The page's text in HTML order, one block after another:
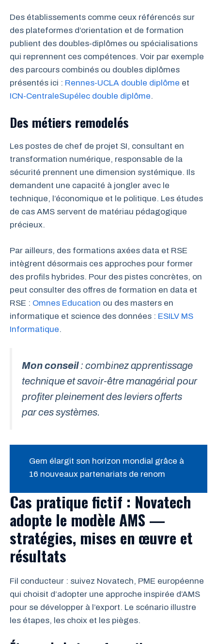
Des établissements comme ceux référencés sur
des plateformes d’orientation et de formation
publient des doubles-diplômes ou spécialisations
qui reprennent ces compétences. Voir par exemple
des parcours combinés ou doubles diplômes
présentés ici : Rennes-UCLA double diplôme et
ICN-CentraleSupélec double diplôme.
Des métiers remodelés
Les postes de chef de projet SI, consultant en
transformation numérique, responsable de la
sécurité prennent une dimension systémique. Ils
demandent une capacité à jongler avec le
technique, l’économique et le politique. Les études
de cas AMS servent de matériau pédagogique
précieux.
Par ailleurs, des formations axées data et RSE
intègrent désormais ces approches pour former
des profils hybrides. Pour des pistes concrètes, on
peut consulter des offres de formation en data et
RSE : Omnes Education ou des masters en
informatique et science des données : ESILV MS
Informatique.
Mon conseil: combinez apprentissage
technique et savoir-être managérial pour
profiter pleinement des leviers offerts
par ces systèmes.
Gem élargit son horizon mondial grâce à
16 nouveaux partenariats de renom
Cas pratique fictif : Novatech
adopte le modèle AMS —
stratégies, mises en œuvre et
résultats
Fil conducteur : suivez Novatech, PME européenne
qui choisit d’adopter une approche inspirée d’AMS
pour se développer à l’export. Le scénario illustre
les étapes, les choix et les pièges.